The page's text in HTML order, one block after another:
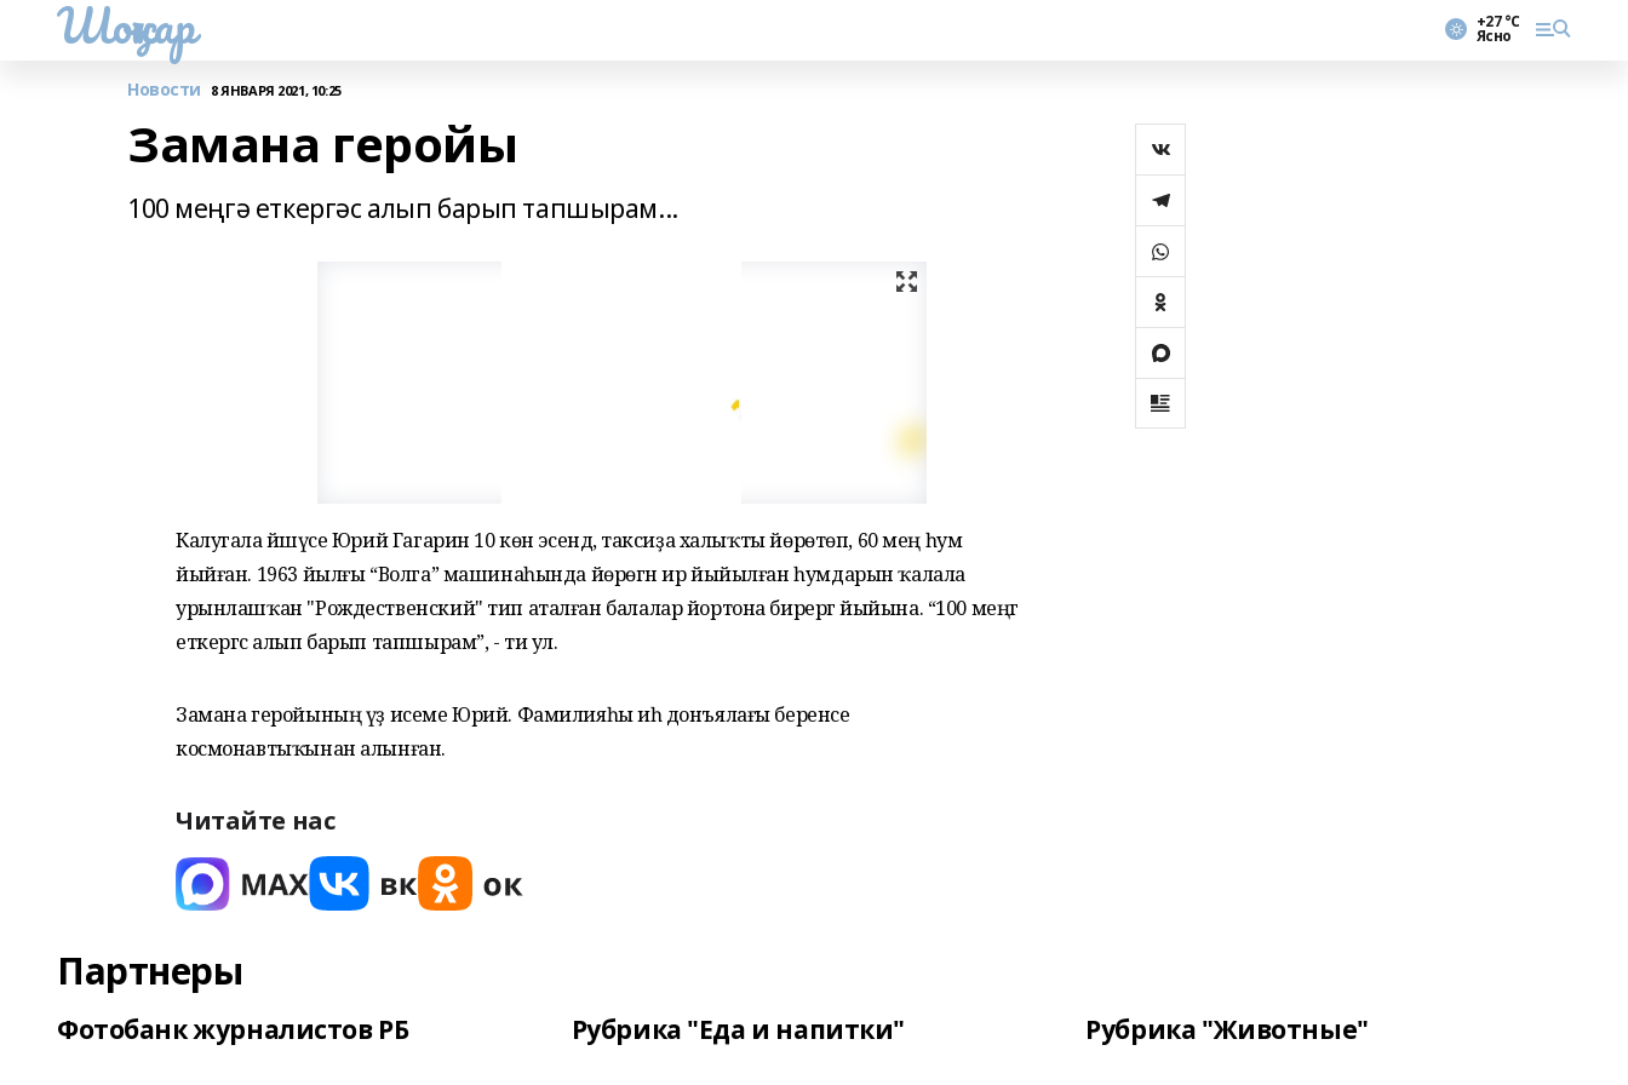
Шоңҡар +27 °С
Ясно
Новости 8 ЯНВАРЯ 2021, 10:25
Замана геройы
100 меңгә еткергәс алып барып тапшырам...
Калугала йәшәүсе Юрий Гагарин 10 көн эсендә, таксиҙа халыҡты йөрөтөп, 60 мең һум
йыйған. 1963 йылғы “Волга” машинаһында йөрөгән ир йыйылған һумдарын ҡалала
урынлашҡан "Рождественский" тип аталған балалар йортона бирергә йыйына. “100 меңгә
еткергәс алып барып тапшырам”, - ти ул.
Замана геройының үҙ исеме Юрий. Фамилияһы иһә донъялағы беренсе
космонавтыҡынан алынған.
Читайте нас
Партнеры
Фотобанк журналистов РБ Рубрика "Еда и напитки" Рубрика "Животные"